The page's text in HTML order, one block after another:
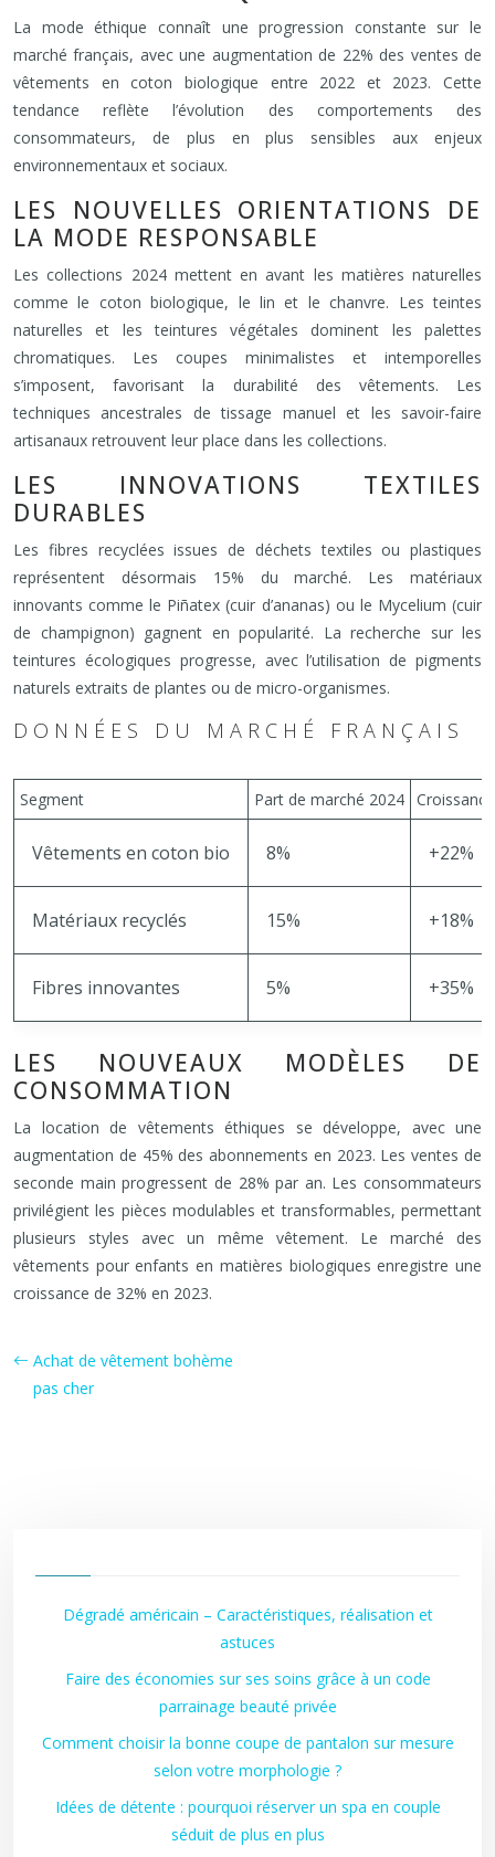
La mode éthique connaît une progression constante sur le
marché français, avec une augmentation de 22% des ventes de
vêtements en coton biologique entre 2022 et 2023. Cette
tendance reflète l’évolution des comportements des
consommateurs, de plus en plus sensibles aux enjeux
environnementaux et sociaux.
LES NOUVELLES ORIENTATIONS DE
LA MODE RESPONSABLE
Les collections 2024 mettent en avant les matières naturelles
comme le coton biologique, le lin et le chanvre. Les teintes
naturelles et les teintures végétales dominent les palettes
chromatiques. Les coupes minimalistes et intemporelles
s’imposent, favorisant la durabilité des vêtements. Les
techniques ancestrales de tissage manuel et les savoir-faire
artisanaux retrouvent leur place dans les collections.
LES INNOVATIONS TEXTILES
DURABLES
Les fibres recyclées issues de déchets textiles ou plastiques
représentent désormais 15% du marché. Les matériaux
innovants comme le Piñatex (cuir d’ananas) ou le Mycelium (cuir
de champignon) gagnent en popularité. La recherche sur les
teintures écologiques progresse, avec l’utilisation de pigments
naturels extraits de plantes ou de micro-organismes.
DONNÉES DU MARCHÉ FRANÇAIS
Segment Part de marché 2024
Vêtements en coton bio 8% +22%
Matériaux recyclés 15% +18%
Fibres innovantes 5% +35%
LES NOUVEAUX MODÈLES DE
CONSOMMATION
La location de vêtements éthiques se développe, avec une
augmentation de 45% des abonnements en 2023. Les ventes de
seconde main progressent de 28% par an. Les consommateurs
privilégient les pièces modulables et transformables, permettant
plusieurs styles avec un même vêtement. Le marché des
vêtements pour enfants en matières biologiques enregistre une
croissance de 32% en 2023.
Achat de vêtement bohème
pas cher
Dégradé américain – Caractéristiques, réalisation et
astuces
Faire des économies sur ses soins grâce à un code
parrainage beauté privée
Comment choisir la bonne coupe de pantalon sur mesure
selon votre morphologie ?
Idées de détente : pourquoi réserver un spa en couple
séduit de plus en plus